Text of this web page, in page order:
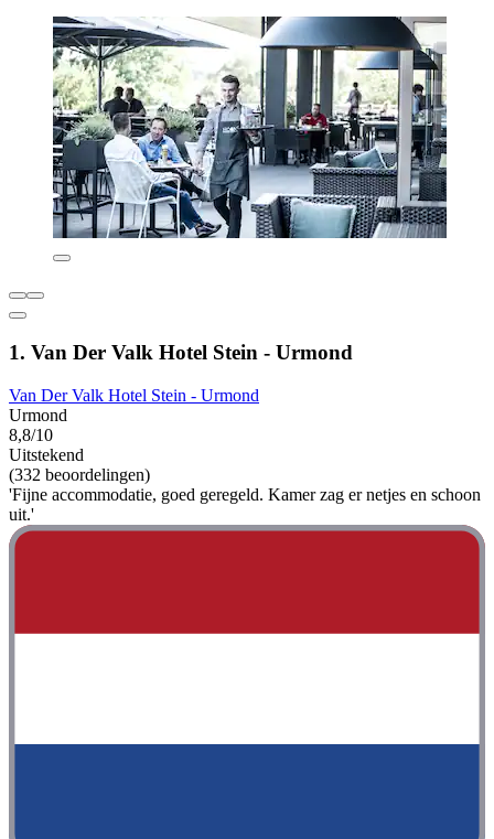
1. Van Der Valk Hotel Stein - Urmond
Van Der Valk Hotel Stein - Urmond
Urmond
8,8/10
Uitstekend
(332 beoordelingen)
'Fijne accommodatie, goed geregeld. Kamer zag er netjes en schoon
uit.'